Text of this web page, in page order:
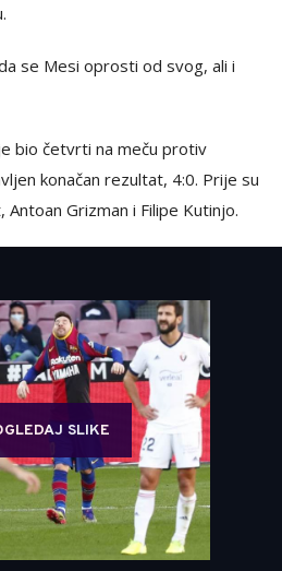
se Mesi oprosti od svog, ali i
bio četvrti na meču protiv
konačan rezultat, 4:0. Prije su
Grizman i Filipe Kutinjo.
SLIKE